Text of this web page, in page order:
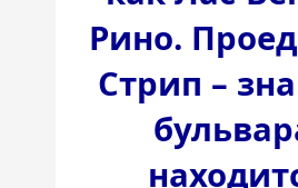
Рино.
Стрип –